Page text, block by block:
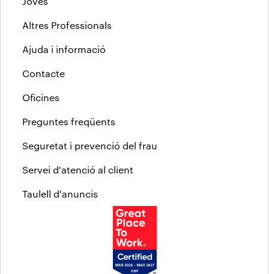
Altres Professionals
Ajuda i informació
Contacte
Oficines
Preguntes freqüents
Seguretat i prevenció del frau
Servei d'atenció al client
Taulell d'anuncis